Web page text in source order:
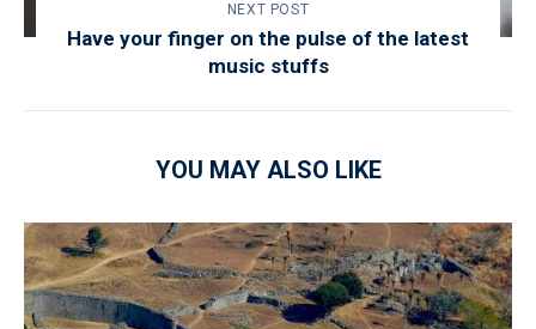
NEXT POST
Have your finger on the pulse of the latest
music stuffs
YOU MAY ALSO LIKE